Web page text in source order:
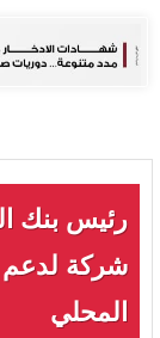
رئيس بنك
شركة لدعم
المحلي